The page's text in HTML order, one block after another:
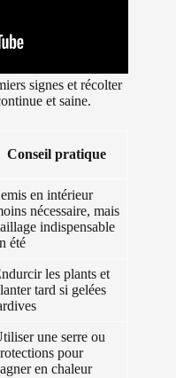
signes et récolter
et saine.
Conseil pratique
en intérieur
nécessaire, mais
indispensable
été
les plants et
tard si gelées
une serre ou
pour
en chaleur